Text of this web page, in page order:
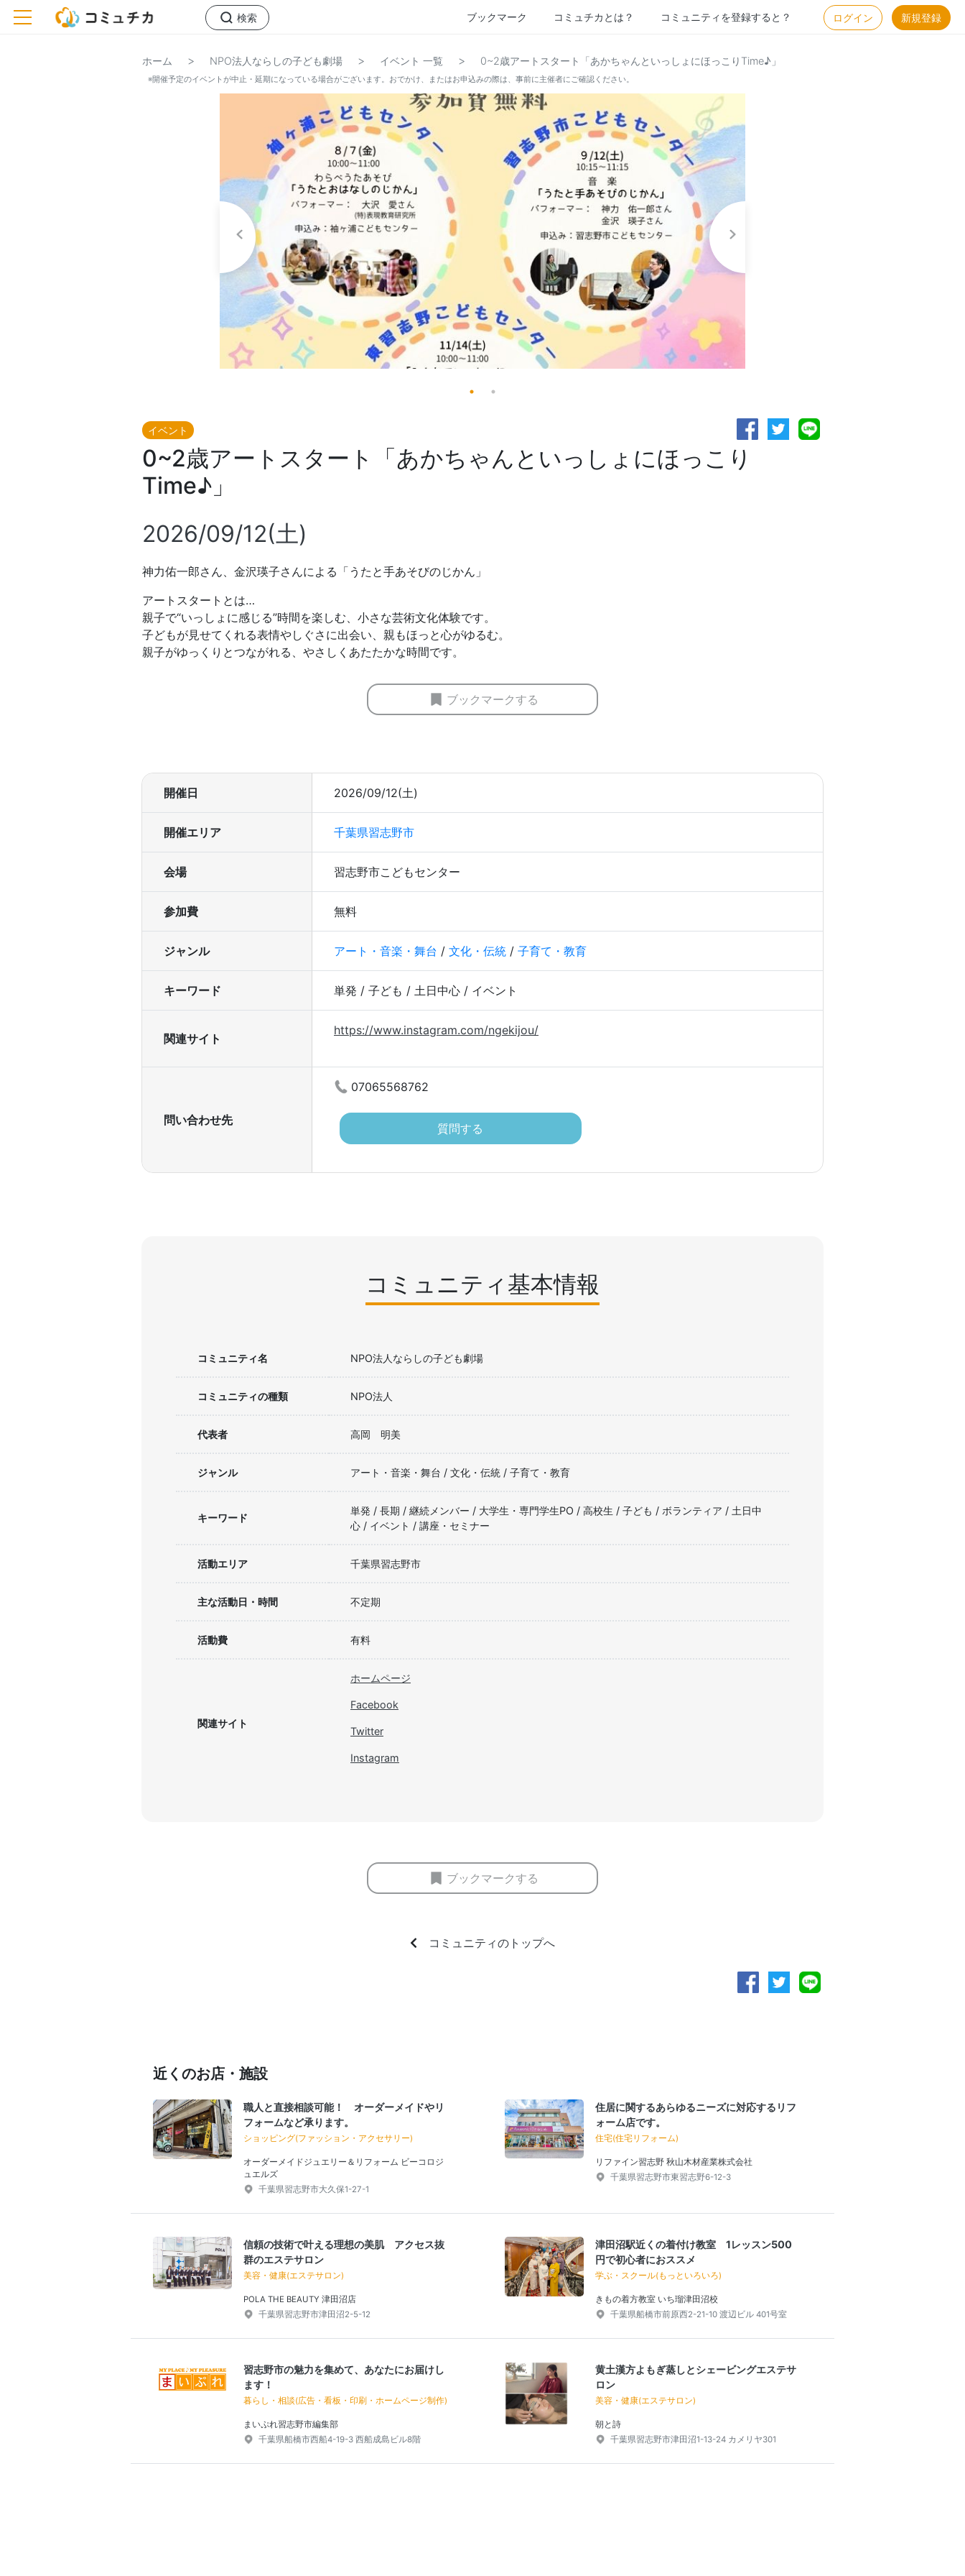
toggle navigation 検索 ブックマーク コミュチカとは？ コミュニティを登録すると？ ログイン 新規登録
ホーム > NPO法人ならしの子ども劇場 > イベント 一覧 > 0~2歳アートスタート「あかちゃんといっしょにほっこりTime♪」
※開催予定のイベントが中止・延期になっている場合がございます。おでかけ、またはお申込みの際は、事前に主催者にご確認ください。
イベント
0~2歳アートスタート「あかちゃんといっしょにほっこり
Time♪」
2026/09/12(土)
神力佑一郎さん、金沢瑛子さんによる「うたと手あそびのじかん」
アートスタートとは…
親子で“いっしょに感じる”時間を楽しむ、小さな芸術文化体験です。
子どもが見せてくれる表情やしぐさに出会い、親もほっと心がゆるむ。
親子がゆっくりとつながれる、やさしくあたたかな時間です。
ブックマークする
開催日 2026/09/12(土)
開催エリア 千葉県習志野市
会場 習志野市こどもセンター
参加費 無料
ジャンル アート・音楽・舞台 / 文化・伝統 / 子育て・教育
キーワード 単発 / 子ども / 土日中心 / イベント
関連サイト
https://www.instagram.com/ngekijou/
問い合わせ先
07065568762
質問する
コミュニティ基本情報
コミュニティ名 NPO法人ならしの子ども劇場
コミュニティの種類 NPO法人
代表者 高岡 明美
ジャンル アート・音楽・舞台 / 文化・伝統 / 子育て・教育
キーワード
単発 / 長期 / 継続メンバー / 大学生・専門学生PO / 高校生 / 子ども / ボランティア / 土日中
心 / イベント / 講座・セミナー
活動エリア 千葉県習志野市
主な活動日・時間 不定期
活動費 有料
関連サイト
ホームページ
Facebook
Twitter
Instagram
ブックマークする
コミュニティのトップへ
近くのお店・施設
職人と直接相談可能！ オーダーメイドやリ
フォームなど承ります。
ショッピング(ファッション・アクセサリー)
オーダーメイドジュエリー＆リフォーム ビーコロジ
ュエルズ
千葉県習志野市大久保1-27-1
住居に関するあらゆるニーズに対応するリフ
ォーム店です。
住宅(住宅リフォーム)
リファイン習志野 秋山木材産業株式会社
千葉県習志野市東習志野6-12-3
信頼の技術で叶える理想の美肌 アクセス抜
群のエステサロン
美容・健康(エステサロン)
POLA THE BEAUTY 津田沼店
千葉県習志野市津田沼2-5-12
津田沼駅近くの着付け教室 1レッスン500
円で初心者におススメ
学ぶ・スクール(もっといろいろ)
きもの着方教室 いち瑠津田沼校
千葉県船橋市前原西2-21-10 渡辺ビル 401号室
習志野市の魅力を集めて、あなたにお届けし
ます！
暮らし・相談(広告・看板・印刷・ホームページ制作)
まいぷれ習志野市編集部
千葉県船橋市西船4-19-3 西船成島ビル8階
黄土漢方よもぎ蒸しとシェービングエステサ
ロン
美容・健康(エステサロン)
朝と詩
千葉県習志野市津田沼1-13-24 カメリヤ301